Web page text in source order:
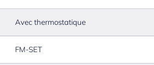
Avec thermostatique
FM-SET